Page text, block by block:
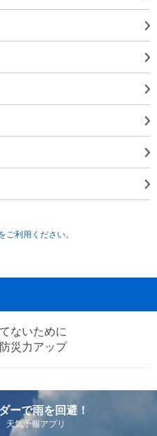
ご利用ください。
ないために
災力アップ
ーで雨を回避！
気予報アプリ